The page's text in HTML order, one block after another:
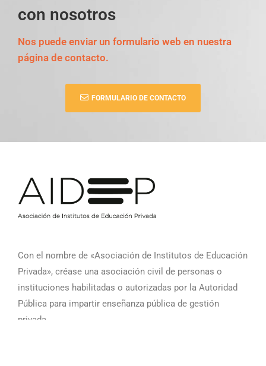
con nosotros
Nos puede enviar un formulario web en nuestra
página de contacto.
FORMULARIO DE CONTACTO
Con el nombre de «Asociación de Institutos de Educación
Privada», créase una asociación civil de personas o
instituciones habilitadas o autorizadas por la Autoridad
Pública para impartir enseñanza pública de gestión
privada.